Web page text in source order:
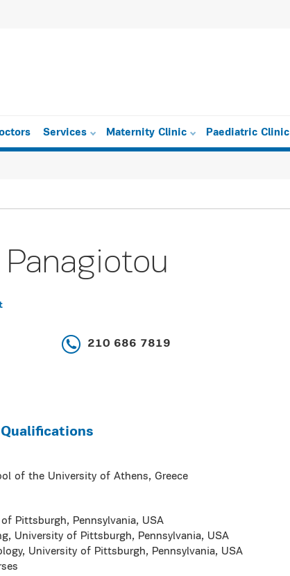
Services Maternity Clinic Paediatric Clinic
210 686 7819
of the University of Athens, Greece
Pittsburgh, Pennsylvania, USA
University of Pittsburgh, Pennsylvania, USA
University of Pittsburgh, Pennsylvania, USA